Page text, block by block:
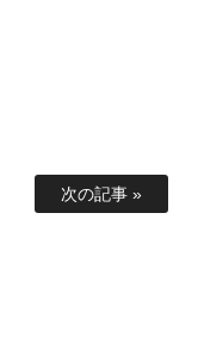
次の記事 »